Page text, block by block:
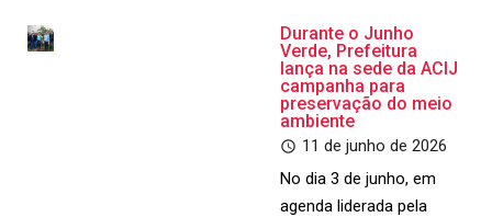
Durante o Junho
Verde, Prefeitura
lança na sede da ACIJ
campanha para
preservação do meio
ambiente
11 de junho de 2026
No dia 3 de junho, em
agenda liderada pela